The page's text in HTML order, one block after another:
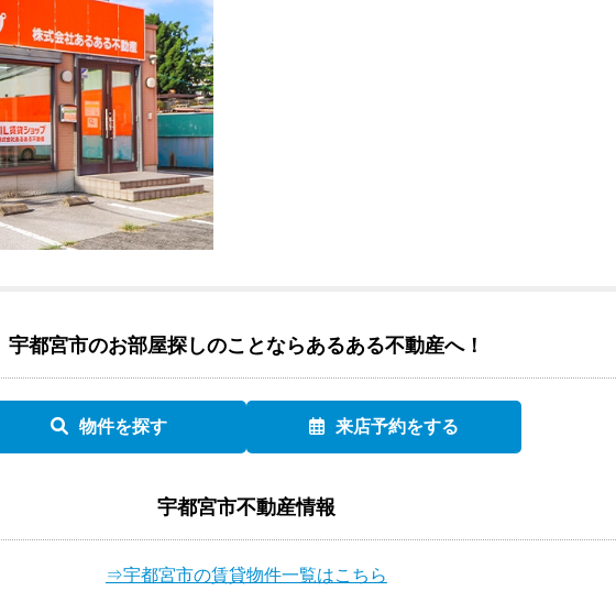
宇都宮市のお部屋探しのことならあるある不動産へ！
物件を探す 来店予約をする
宇都宮市不動産情報
⇒宇都宮市の賃貸物件一覧はこちら